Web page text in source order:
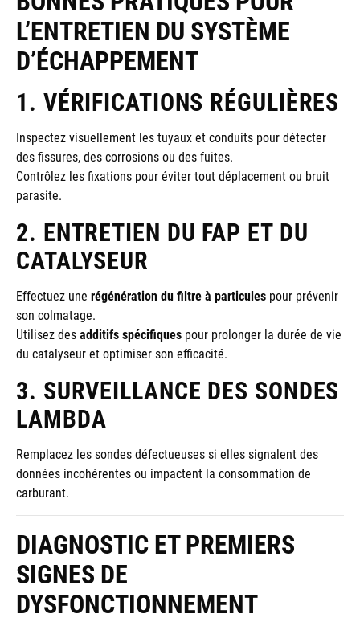
L’ENTRETIEN DU SYSTÈME
D’ÉCHAPPEMENT
1. VÉRIFICATIONS RÉGULIÈRES
Inspectez visuellement les tuyaux et conduits pour détecter
des fissures, des corrosions ou des fuites.
Contrôlez les fixations pour éviter tout déplacement ou bruit
parasite.
2. ENTRETIEN DU FAP ET DU
CATALYSEUR
Effectuez une régénération du filtre à particules pour prévenir
son colmatage.
Utilisez desadditifs spécifiques pour prolonger la durée de vie
du catalyseur et optimiser son efficacité.
3. SURVEILLANCE DES SONDES
LAMBDA
Remplacez les sondes défectueuses si elles signalent des
données incohérentes ou impactent la consommation de
carburant.
DIAGNOSTIC ET PREMIERS
SIGNES DE
DYSFONCTIONNEMENT